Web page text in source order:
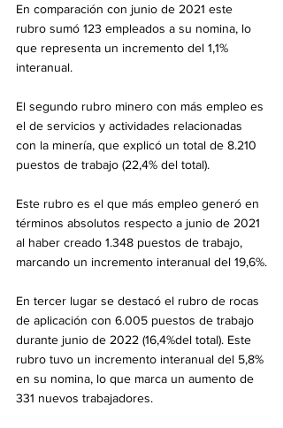
En comparación con junio de 2021 este
rubro sumó 123 empleados a su nomina, lo
que representa un incremento del 1,1%
interanual.
El segundo rubro minero con más empleo es
el de servicios y actividades relacionadas
con la minería, que explicó un total de 8.210
puestos de trabajo (22,4% del total).
Este rubro es el que más empleo generó en
términos absolutos respecto a junio de 2021
al haber creado 1.348 puestos de trabajo,
marcando un incremento interanual del 19,6%.
En tercer lugar se destacó el rubro de rocas
de aplicación con 6.005 puestos de trabajo
durante junio de 2022 (16,4%del total). Este
rubro tuvo un incremento interanual del 5,8%
en su nomina, lo que marca un aumento de
331 nuevos trabajadores.